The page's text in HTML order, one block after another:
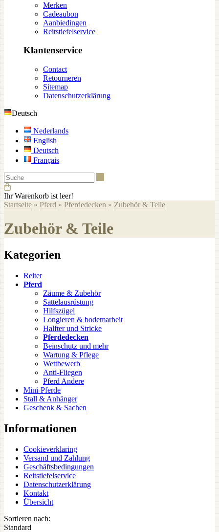
Merken
Cadeaubon
Aanbiedingen
Reitstiefelservice
Klantenservice
Contact
Retourneren
Sitemap
Datenschutzerklärung
Deutsch
Nederlands
English
Deutsch
Français
Ihr Warenkorb ist leer!
Startseite » Pferd » Pferdedecken » Zubehör & Teile
Zubehör & Teile
Kategorien
Reiter
Pferd
Zäume & Zubehör
Sattelausrüstung
Hilfszügel
Longieren & bodemarbeit
Halfter und Stricke
Pferdedecken
Beinschutz und mehr
Wartung & Pflege
Wettbewerb
Anti-Fliegen
Pferd Andere
Mini-Pferde
Stall & Anhänger
Geschenk & Sachen
Informationen
Cookieverklaring
Versand und Zahlung
Geschäftsbedingungen
Reitstiefelservice
Datenschutzerklärung
Kontakt
Übersicht
Sortieren nach:
Standard